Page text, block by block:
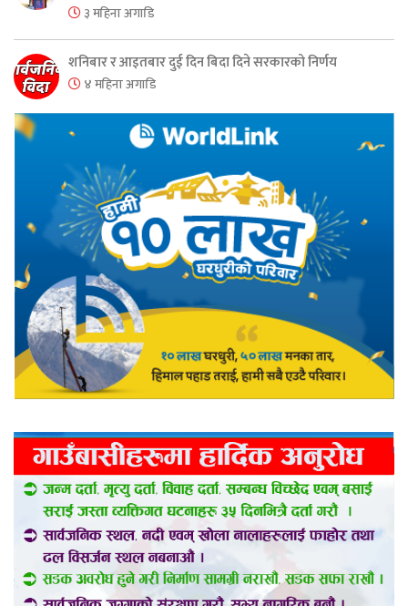
३ महिना अगाडि
शनिबार र आइतबार दुई दिन बिदा दिने सरकारको निर्णय
४ महिना अगाडि